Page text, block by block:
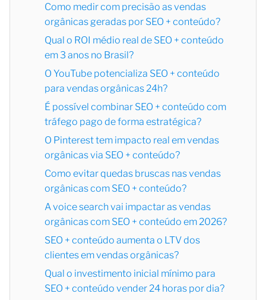
Como medir com precisão as vendas
orgânicas geradas por SEO + conteúdo?
Qual o ROI médio real de SEO + conteúdo
em 3 anos no Brasil?
O YouTube potencializa SEO + conteúdo
para vendas orgânicas 24h?
É possível combinar SEO + conteúdo com
tráfego pago de forma estratégica?
O Pinterest tem impacto real em vendas
orgânicas via SEO + conteúdo?
Como evitar quedas bruscas nas vendas
orgânicas com SEO + conteúdo?
A voice search vai impactar as vendas
orgânicas com SEO + conteúdo em 2026?
SEO + conteúdo aumenta o LTV dos
clientes em vendas orgânicas?
Qual o investimento inicial mínimo para
SEO + conteúdo vender 24 horas por dia?